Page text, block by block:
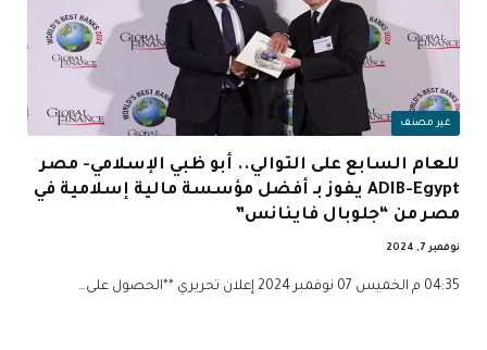
غير مصنف
للعام السابع على التوالي.. أبو ظبي الإسلامي- مصر
ADIB-Egypt يفوز بـ أفضل مؤسسة مالية إسلامية في
مصر من “جلوبال فاينانس”
نوفمبر 7, 2024
04:35 م الخميس 07 نوفمبر 2024 إعلان تحريري **الحصول على…